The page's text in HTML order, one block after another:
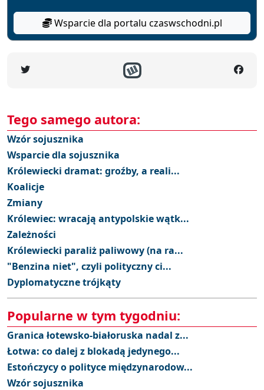
Wsparcie dla portalu czaswschodni.pl
Tego samego autora:
Wzór sojusznika
Wsparcie dla sojusznika
Królewiecki dramat: groźby, a reali...
Koalicje
Zmiany
Królewiec: wracają antypolskie wątk...
Zależności
Królewiecki paraliż paliwowy (na ra...
"Benzina niet", czyli polityczny ci...
Dyplomatyczne trójkąty
Popularne w tym tygodniu:
Granica łotewsko-białoruska nadal z...
Łotwa: co dalej z blokadą jedynego...
Estończycy o polityce międzynarodow...
Wzór sojusznika